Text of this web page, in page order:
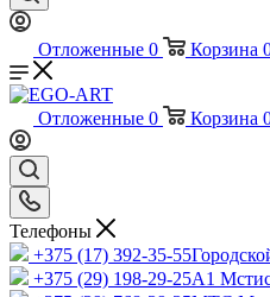
Отложенные 0 Корзина
Отложенные 0 Корзина
Телефоны
+375 (17) 392-35-55
+375 (29) 198-29-25A1